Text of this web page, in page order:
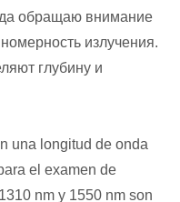
обращаю внимание
излучения.
глубину и
una longitud de onda
el examen de
nm y 1550 nm son